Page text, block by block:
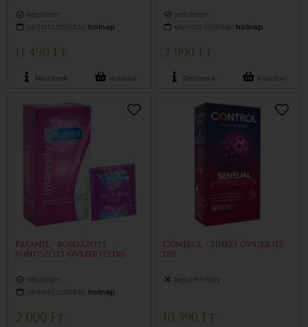
készleten
várható szállítás: holnap
11 490 Ft
Részletek Kosárba
készleten
várható szállítás: holnap
2 990 Ft
Részletek Kosárba
Pasante - bordázott,
pontozott óvszer (12 db)
készleten
várható szállítás: holnap
2 000 Ft
Control - tüskés óvszer (12
db)
készlethiány
10 590 Ft